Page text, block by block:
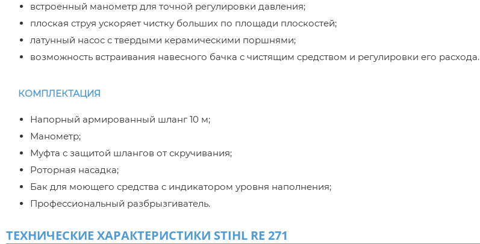
встроенный манометр для точной регулировки давления;
плоская струя ускоряет чистку больших по площади плоскостей;
латунный насос с твердыми керамическими поршнями;
возможность встраивания навесного бачка с чистящим средством и регулировки его расхода.
КОМПЛЕКТАЦИЯ
Напорный армированный шланг 10 м;
Манометр;
Муфта с защитой шлангов от скручивания;
Роторная насадка;
Бак для моющего средства с индикатором уровня наполнения;
Профессиональный разбрызгиватель.
ТЕХНИЧЕСКИЕ ХАРАКТЕРИСТИКИ STIHL RE 271